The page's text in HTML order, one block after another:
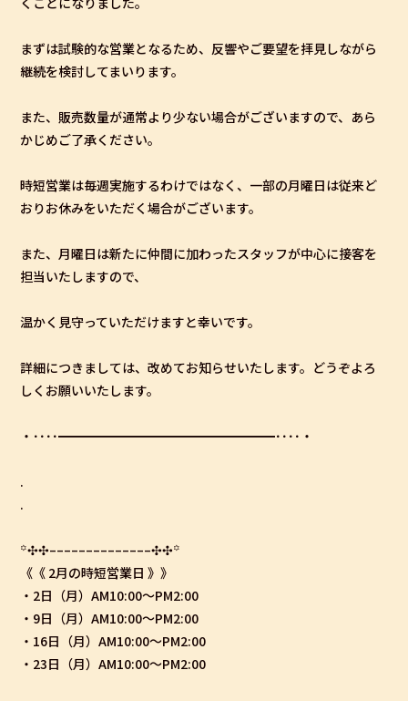
まずは試験的な営業となるため、反響やご要望を拝見しながら
継続を検討してまいります。
また、販売数量が通常より少ない場合がございますので、あら
かじめご了承ください。
時短営業は毎週実施するわけではなく、一部の月曜日は従来ど
おりお休みをいただく場合がございます。
また、月曜日は新たに仲間に加わったスタッフが中心に接客を
担当いたしますので、
温かく見守っていただけますと幸いです。
詳細につきましては、改めてお知らせいたします。どうぞよろ
しくお願いいたします。
・････━━━━━━━━━━━━━━━━━････・
.
.
꙳✣✣­­–­­–­­–­­–­­–­­–­­–­­–­­–­­–­­–­­–­­–­­–✣✣꙳
《《 2月の時短営業日 》》
・2日（月）AM10:00〜PM2:00
・9日（月）AM10:00〜PM2:00
・16日（月）AM10:00〜PM2:00
・23日（月）AM10:00〜PM2:00